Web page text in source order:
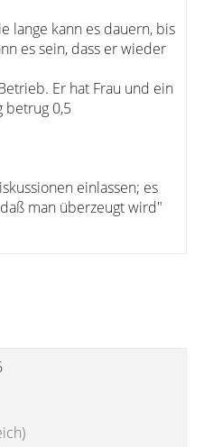
lange kann es dauern, bis
es sein, dass er wieder
Er hat Frau und ein
betrug 0,5
einlassen; es
man überzeugt wird"